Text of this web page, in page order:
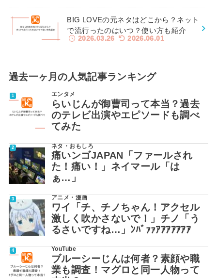
BIG LOVEの元ネタはどこから？ネット
で流行ったのはいつ？使い方も紹介
2026.03.26 2026.06.01
過去一ヶ月の人気記事ランキング
エンタメ
らいじんが御曹司って本当？過去
のテレビ出演やエピソードも調べ
てみた
ネタ・おもしろ
痛いンゴJAPAN「ファールされ
た！痛い！」ネイマール「は
ぁ…」
アニメ・漫画
ワイ「チ、チノちゃん！アクセル
激しく吹かさないで！」チノ「う
るさいですね…」ﾝﾊﾞｧｧｱｱｱｱｱｱｱ
YouTube
ブルーシーじんは何者？素顔や職
業も調査！マグロと同一人物って